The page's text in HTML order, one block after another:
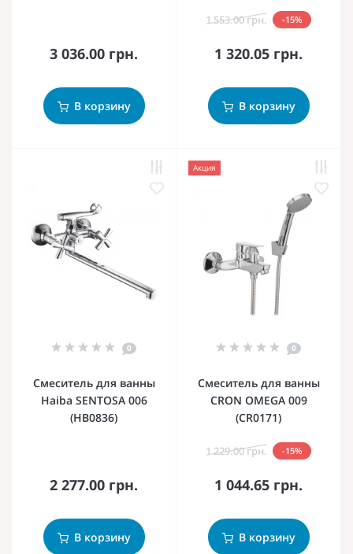
3 036.00 грн.
В корзину
1 553.00 грн. -15%
1 320.05 грн.
В корзину
0
Смеситель для ванны
Haiba SENTOSA 006
(HB0836)
2 277.00 грн.
В корзину
Акция
0
Смеситель для ванны
CRON OMEGA 009
(CR0171)
1 229.00 грн. -15%
1 044.65 грн.
В корзину